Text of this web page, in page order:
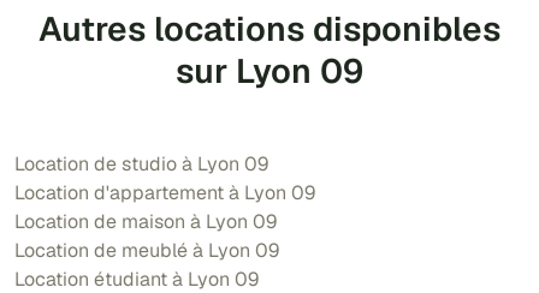
Autres locations disponibles
sur Lyon 09
Location de studio à Lyon 09
Location d'appartement à Lyon 09
Location de maison à Lyon 09
Location de meublé à Lyon 09
Location étudiant à Lyon 09